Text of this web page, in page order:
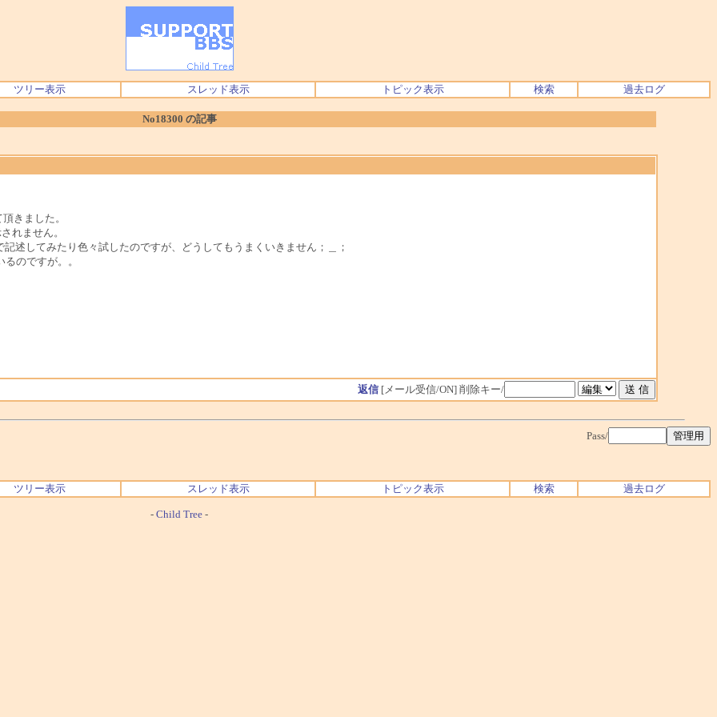
ツリー表示 スレッド表示 トピック表示 検索 過去ログ
No18300 の記事
きました。
れません。
述してみたり色々試したのですが、どうしてもうまくいきません；＿；
のですが。。
返信[メール受信/ON] 削除キー/
Pass/
ツリー表示 スレッド表示 トピック表示 検索 過去ログ
- Child Tree -